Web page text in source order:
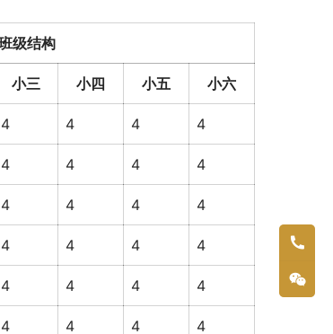
级结构
小三 小四 小五 小六
4 4 4 4
4 4 4 4
4 4 4 4
4 4 4 4
4 4 4 4
4 4 4 4